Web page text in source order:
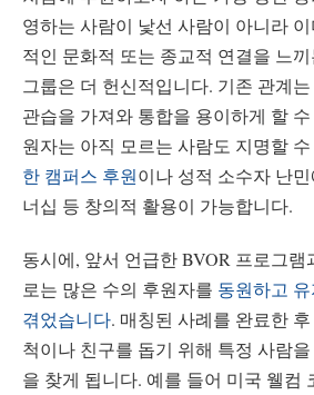
영하는 사람이 낯선 사람이 아니라
적인 문화적 또는 종교적 연결을 느
그룹은 더 헌신적입니다. 기존 관계
관습을 가져와 통합을 용이하게 할
원자는 아직 모르는 사람도 지명할 수
한 캠퍼스 후원이나 성적 소수자 난
너십 등 창의적 활용이 가능합니다.
동시에, 앞서 언급한 BVOR 프로그램
로는 많은 수의 후원자를 동원하고
겪었습니다. 매칭된 사례를 완료한
척이나 친구를 돕기 위해 특정 사람
을 찾게 됩니다. 예를 들어 미국 웰컴